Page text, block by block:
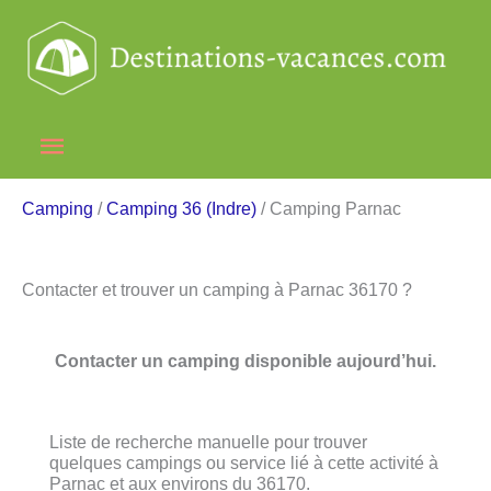
contenu
Menu
principal
Camping /Camping 36 (Indre) / Camping Parnac
Contacter et trouver un camping à Parnac 36170 ?
Contacter un camping disponible aujourd’hui.
Liste de recherche manuelle pour trouver
quelques campings ou service lié à cette activité à
Parnac et aux environs du 36170.